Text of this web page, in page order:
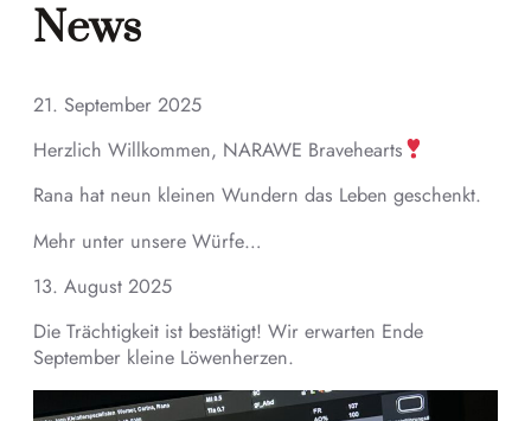
News
21. September 2025
Herzlich Willkommen, NARAWE Bravehearts
Rana hat neun kleinen Wundern das Leben geschenkt.
Mehr unter unsere Würfe…
13. August 2025
Die Trächtigkeit ist bestätigt! Wir erwarten Ende
September kleine Löwenherzen.